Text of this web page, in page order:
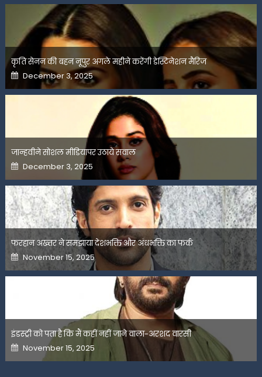
कृति सेनन की बहन नूपुर अगले महीने करेंगी डेस्टिनेशन मैरिज
Posted
on
December 3, 2025
जान्हवीने सोशल मीडियापर उठाये सवाल
Posted
on
December 3, 2025
फरहान अख्तर ने समझाया देशभक्ति और अंधभक्ति का फर्क
Posted
on
November 15, 2025
इंडस्ट्री को पता है कि मैं कहीं नहीं जाने वाला-अरशद वारसी
Posted
on
November 15, 2025